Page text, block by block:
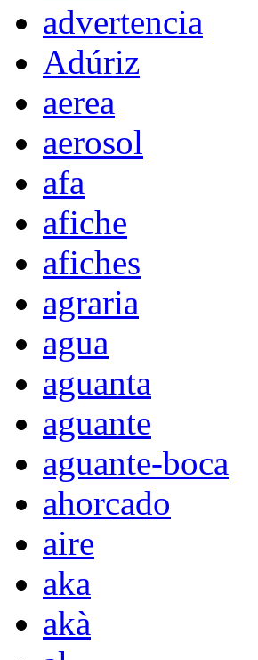
advertencia
Adúriz
aerea
aerosol
afa
afiche
afiches
agraria
agua
aguanta
aguante
aguante-boca
ahorcado
aire
aka
akà